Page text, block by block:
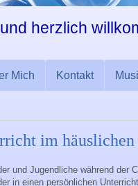
herzlich
Mich Kontakt
im
und Jugendliche während der
in einen persönlichen